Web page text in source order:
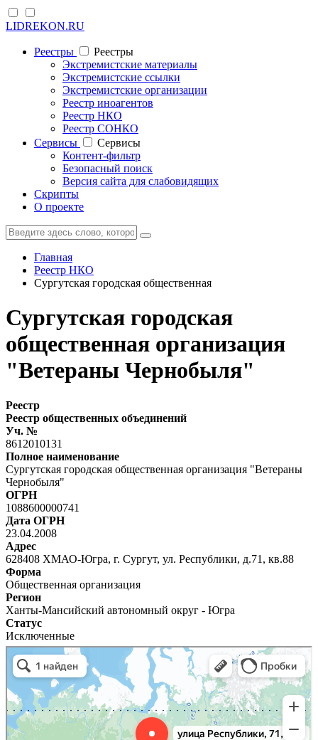
LIDREKON.RU
Реестры
Реестры
Экстремистские материалы
Экстремистские ссылки
Экстремистские организации
Реестр иноагентов
Реестр НКО
Реестр СОНКО
Cервисы
Cервисы
Контент-фильтр
Безопасный поиск
Версия сайта для слабовидящих
Скрипты
О проекте
Главная
Реестр НКО
Сургутская городская общественная
Сургутская городская
общественная организация
"Ветераны Чернобыля"
Реестр
Реестр общественных объединений
Уч. №
8612010131
Полное наименование
Сургутская городская общественная организация "Ветераны
Чернобыля"
ОГРН
1088600000741
Дата ОГРН
23.04.2008
Адрес
628408 ХМАО-Югра, г. Сургут, ул. Республики, д.71, кв.88
Форма
Общественная организация
Регион
Ханты-Мансийский автономный округ - Югра
Статус
Исключенные